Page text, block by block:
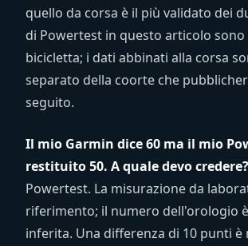
quello da corsa è il più validato dei
di Powertest in questo articolo
bicicletta; i dati abbinati alla corsa
separato della coorte che
seguito.
Il mio Garmin dice 60 ma il mio
restituito 50. A quale devo credere?
Powertest. La misurazione da
riferimento; il numero dell'orologio
inferita. Una differenza di 10 punti è